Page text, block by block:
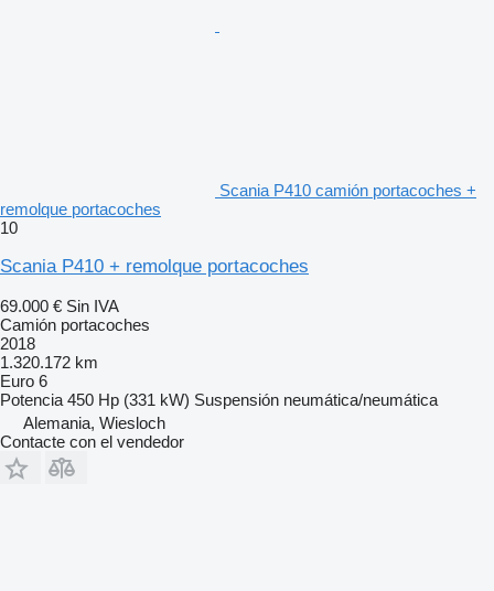
Scania P410 camión portacoches +
remolque portacoches
10
Scania P410 + remolque portacoches
69.000 € Sin IVA
Camión portacoches
2018
1.320.172 km
Euro 6
Potencia 450 Hp (331 kW) Suspensión neumática/neumática
Alemania, Wiesloch
Contacte con el vendedor